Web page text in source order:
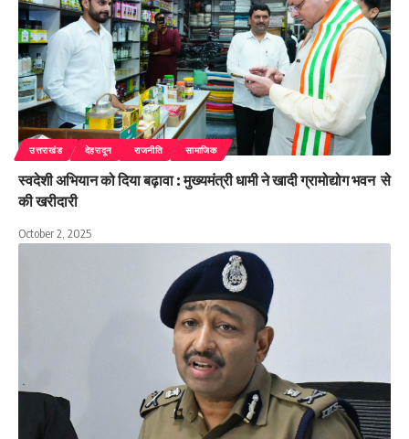
उत्तराखंड देहरादून राजनीति सामाजिक
स्वदेशी अभियान को दिया बढ़ावा : मुख्यमंत्री धामी ने खादी ग्रामोद्योग भवन से
की खरीदारी
October 2, 2025